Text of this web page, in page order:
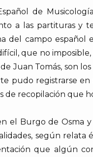
de
a las partituras y
del campo español
que no
Juan Tomás, son
pudo registrarse
de recopilación que
el Burgo de Osma
según relata
que algún